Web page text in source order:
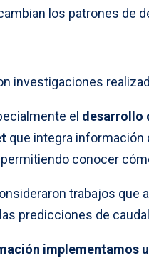
los patrones de
investigaciones
el desarrollo
que integra información
conocer
trabajos que
predicciones de
implementamos